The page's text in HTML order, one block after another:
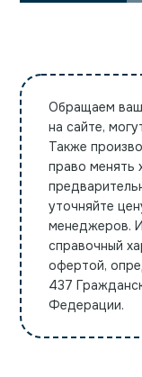
Обращаем
на сайте,
Также
право менять
уточняйте
менеджеров.
справочный
офертой,
437
Федерации.